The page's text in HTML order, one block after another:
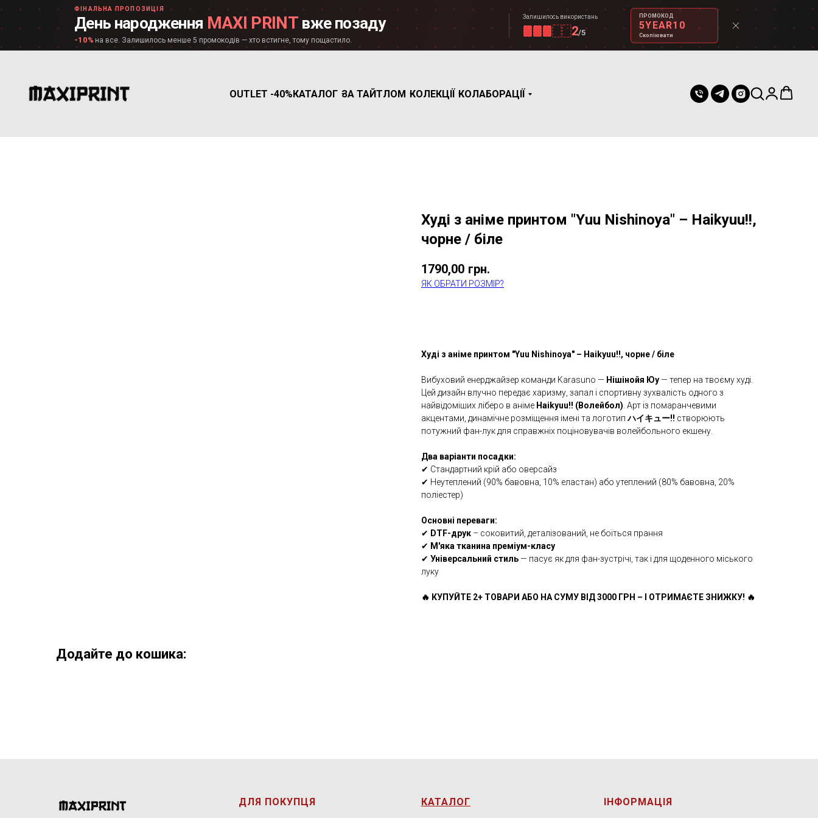
ФІНАЛЬНА ПРОПОЗИЦІЯ
День народження MAXI PRINT вже позаду
-10% на все. Залишилось менше 5 промокодів — хто встигне, тому пощастило.
Залишилось використань
2/5
ПРОМОКОД
5YEAR10
Скопіювати
OUTLET -40%КАТАЛОГ ЗА ТАЙТЛОМ КОЛЕКЦІЇ КОЛАБОРАЦІЇ
Худі з аніме принтом "Yuu Nishinoya" – Haikyuu!!,
чорне / біле
1790,00 грн.
ЯК ОБРАТИ РОЗМІР?
Худі з аніме принтом "Yuu Nishinoya" – Haikyuu!!, чорне / біле
Вибуховий енерджайзер команди Karasuno — Нішінойя Юу— тепер на твоєму худі.
Цей дизайн влучно передає харизму, запал і спортивну зухвалість одного з
найвідоміших ліберо в аніме Haikyuu!! (Волейбол) . Арт із помаранчевими
акцентами, динамічне розміщення імені та логотипハイキュー!! створюють
потужний фан-лук для справжніх поціновувачів волейбольного екшену.
Два варіанти посадки:
✔ Стандартний крій або оверсайз
✔ Неутеплений (90% бавовна, 10% еластан) або утеплений (80% бавовна, 20%
поліестер)
Основні переваги:
✔ DTF-друк – соковитий, деталізований, не боїться прання
✔ М'яка тканина преміум-класу
✔ Універсальний стиль— пасує як для фан-зустрічі, так і для щоденного міського
луку
🔥 КУПУЙТЕ 2+ ТОВАРИ АБО НА СУМУ ВІД 3000 ГРН – І ОТРИМАЄТЕ ЗНИЖКУ! 🔥
Додайте до кошика:
ДЛЯ ПОКУПЦЯ КАТАЛОГ ІНФОРМАЦІЯ